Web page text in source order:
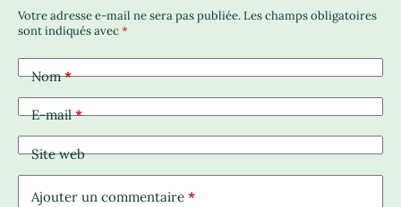
Votre adresse e-mail ne sera pas publiée.Les champs obligatoires
sont indiqués avec*
Nom*
E-mail*
Site web
Ajouter un commentaire *